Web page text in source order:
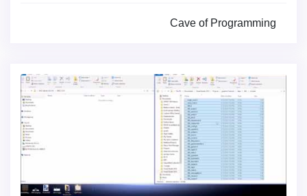
Cave of Programming